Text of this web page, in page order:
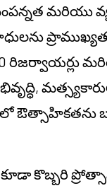
మరియు
రిజర్వాయర్లు
ఔత్సాహికతను
కొబ్బరి